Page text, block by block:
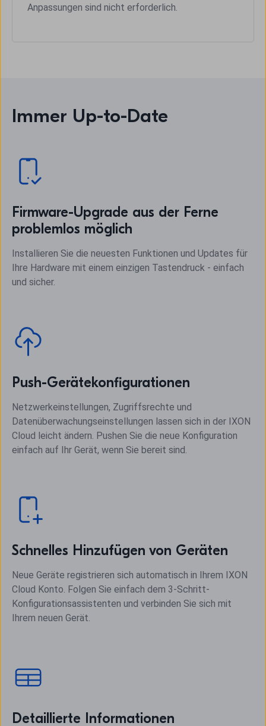
Anpassungen sind nicht erforderlich.
Immer Up-to-Date
Firmware-Upgrade aus der Ferne
problemlos möglich
Installieren Sie die neuesten Funktionen und Updates für
Ihre Hardware mit einem einzigen Tastendruck - einfach
und sicher.
Push-Gerätekonfigurationen
Netzwerkeinstellungen, Zugriffsrechte und
Datenüberwachungseinstellungen lassen sich in der IXON
Cloud leicht ändern. Pushen Sie die neue Konfiguration
einfach auf Ihr Gerät, wenn Sie bereit sind.
Schnelles Hinzufügen von Geräten
Neue Geräte registrieren sich automatisch in Ihrem IXON
Cloud Konto. Folgen Sie einfach dem 3-Schritt-
Konfigurationsassistenten und verbinden Sie sich mit
Ihrem neuen Gerät.
Detaillierte Informationen